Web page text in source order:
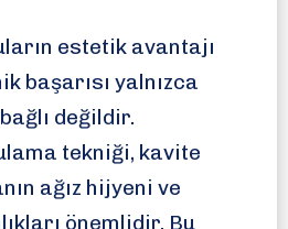
estetik avantajı
başarısı yalnızca
değildir.
tekniği, kavite
ağız hijyeni ve
önemlidir. Bu